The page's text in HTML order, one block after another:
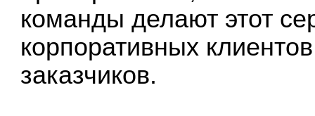
команды делают этот
корпоративных
заказчиков.